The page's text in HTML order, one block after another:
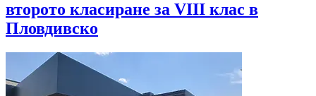
второто класиране за VIII клас в
Пловдивско